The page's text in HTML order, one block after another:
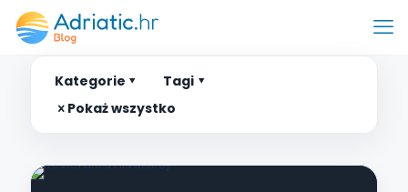
Kategorie
Tagi
Pokaż wszystko